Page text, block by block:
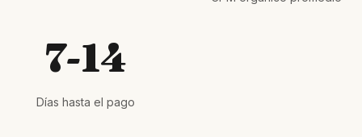
7-14
Días hasta el pago